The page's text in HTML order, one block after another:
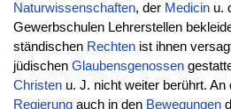
Naturwissenschaften, der Medicinu.
Gewerbschulen Lehrerstellen
ständischen Rechtenist ihnen
jüdischen Glaubensgenossen
Christenu. J. nicht weiter berührt. An
Regierungauch in den Bewegungen